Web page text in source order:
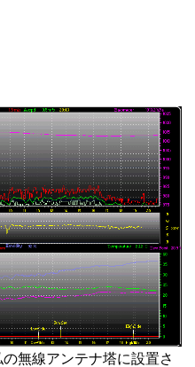
の無線アンテナ塔に設置さ